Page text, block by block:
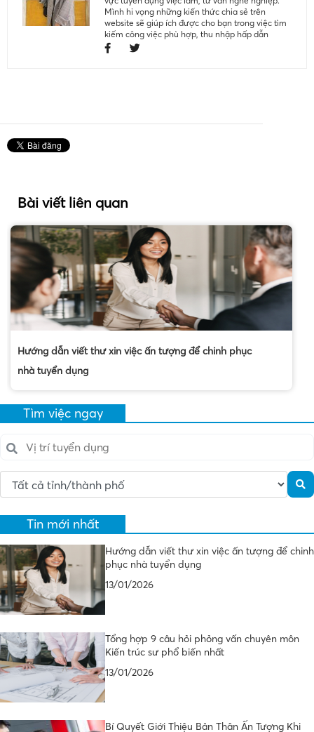
Mình hi vọng những kiến thức chia sẻ trên
website sẽ giúp ích được cho bạn trong việc tìm
kiếm công việc phù hợp, thu nhập hấp dẫn
Bài viết liên quan
Hướng dẫn viết thư xin việc ấn tượng để chinh phục
nhà tuyển dụng
Tìm việc ngay
Tin mới nhất
Hướng dẫn viết thư xin việc ấn tượng để chinh
phục nhà tuyển dụng
13/01/2026
Tổng hợp 9 câu hỏi phỏng vấn chuyên môn
Kiến trúc sư phổ biến nhất
13/01/2026
Bí Quyết Giới Thiệu Bản Thân Ấn Tượng Khi